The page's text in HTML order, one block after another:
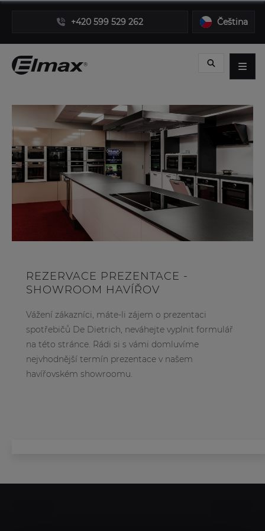
+420 599 529 262 Čeština
REZERVACE PREZENTACE -
SHOWROOM HAVÍŘOV
Vážení zákazníci, máte-li zájem o prezentaci
spotřebičů De Dietrich, neváhejte vyplnit formulář
na této stránce. Rádi si s vámi domluvíme
nejvhodnější termín prezentace v našem
havířovském showroomu.